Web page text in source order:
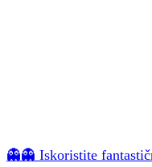
👻👻 Iskoristite